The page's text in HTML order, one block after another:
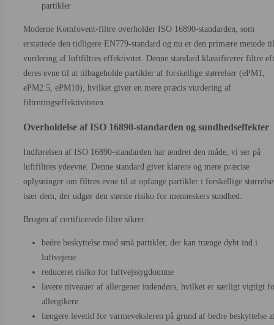
partikler
Moderne Komfovent-filtre overholder ISO 16890-standarden, som
erstattede den tidligere EN779-standard og nu er den primære metode til
vurdering af luftfiltres effektivitet. Denne standard klassificerer filtre
deres evne til at tilbageholde partikler af forskellige størrelser (ePM1,
ePM2.5, ePM10), hvilket giver en mere præcis vurdering af
filtreringseffektiviteten.
Overholdelse af ISO 16890-standarden og sundhedseffekter
Indførelsen af ISO 16890-standarden har ændret den måde, vi ser på
luftfiltres ydeevne. Denne standard giver klarere og mere præcise
oplysninger om filtres evne til at opfange partikler i forskellige
især dem, der udgør den største risiko for menneskers sundhed.
Brugen af certificerede filtre sikrer:
bedre beskyttelse mod små partikler, der kan trænge dybt ind i
luftvejene
reduceret risiko for luftvejssygdomme
lavere niveauer af allergener indendørs, hvilket er særligt vigtigt
allergikere
længere levetid for varmeveksleren på grund af bedre beskyttelse